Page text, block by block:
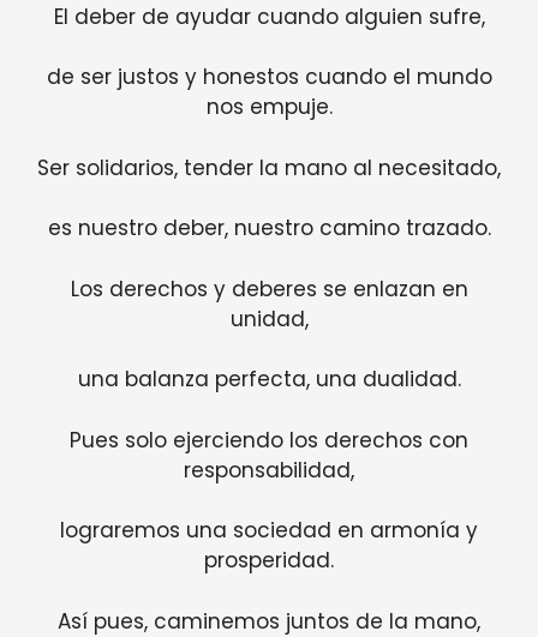
El deber de ayudar cuando alguien sufre,
de ser justos y honestos cuando el mundo
nos empuje.
Ser solidarios, tender la mano al necesitado,
es nuestro deber, nuestro camino trazado.
Los derechos y deberes se enlazan en
unidad,
una balanza perfecta, una dualidad.
Pues solo ejerciendo los derechos con
responsabilidad,
lograremos una sociedad en armonía y
prosperidad.
Así pues, caminemos juntos de la mano,